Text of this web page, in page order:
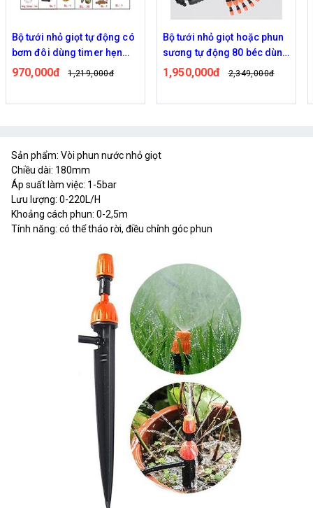
tự động có
timer hẹn
1,219,000đ
Bộ tưới nhỏ giọt hoặc phun
sương tự động 80 béc dùng
van nước hẹn giờ RainPoint
1,950,000đ 2,349,000đ
Van điều
cây tự động
ITV405
1,390,000đ
Sản phẩm: Vòi phun nước nhỏ giọt
Chiều dài: 180mm
Áp suất làm việc: 1-5bar
Lưu lượng: 0-220L/H
Khoảng cách phun: 0-2,5m
Tính năng: có thể tháo rời, điều chỉnh góc phun